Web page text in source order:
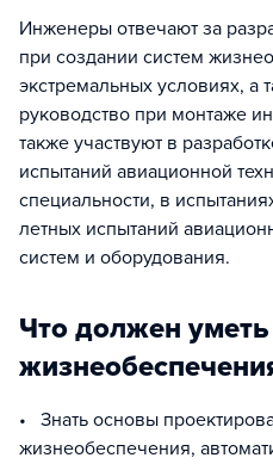
Инженеры отвечают за
при создании систем
экстремальных условиях, а
руководство при монтаже
также участвуют в
испытаний авиационной
специальности, в
летных испытаний
систем и оборудования.
Что должен
• Знать основы
жизнеобеспечения,